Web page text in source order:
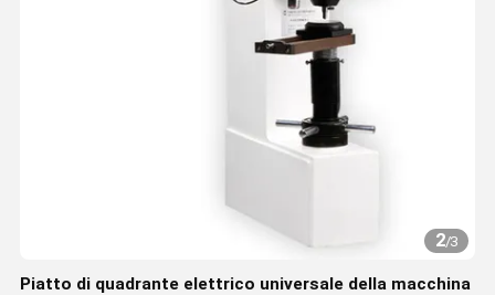
2/3
Piatto di quadrante elettrico universale della macchina